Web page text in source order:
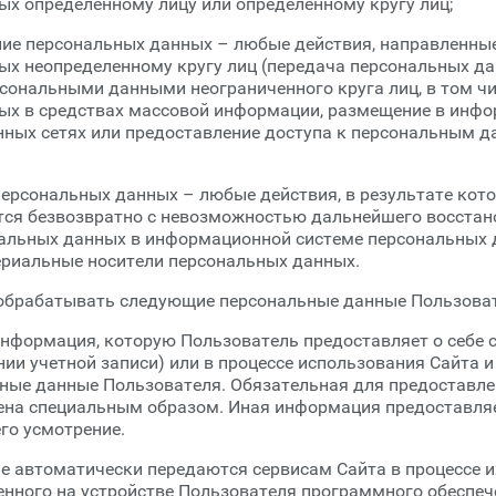
определенному лицу или определенному кругу лиц;
персональных данных – любые действия,
неопределенному кругу лиц (передача персональных
данными неограниченного круга лиц, в том
в средствах массовой информации, размещение в
сетях или предоставление доступа к персональным
данных – любые действия, в результате
безвозвратно с невозможностью дальнейшего
данных в информационной системе персональных
носители персональных данных.
следующие персональные данные
которую Пользователь предоставляет о себе
учетной записи) или в процессе использования Сайта и
данные Пользователя. Обязательная для
специальным образом. Иная информация
усмотрение.
автоматически передаются сервисам Сайта в процессе
на устройстве Пользователя программного